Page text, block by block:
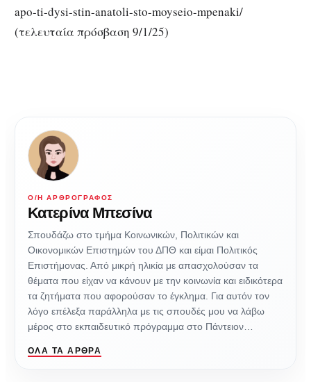
apo-ti-dysi-stin-anatoli-sto-moyseio-mpenaki/
(τελευταία πρόσβαση 9/1/25)
Ο/Η ΑΡΘΡΟΓΡΆΦΟΣ
Κατερίνα Μπεσίνα
Σπουδάζω στο τμήμα Κοινωνικών, Πολιτικών και
Οικονομικών Επιστημών του ΔΠΘ και είμαι Πολιτικός
Επιστήμονας. Από μικρή ηλικία με απασχολούσαν τα
θέματα που είχαν να κάνουν με την κοινωνία και ειδικότερα
τα ζητήματα που αφορούσαν το έγκλημα. Για αυτόν τον
λόγο επέλεξα παράλληλα με τις σπουδές μου να λάβω
μέρος στο εκπαιδευτικό πρόγραμμα στο Πάντειον…
ΌΛΑ ΤΑ ΆΡΘΡΑ